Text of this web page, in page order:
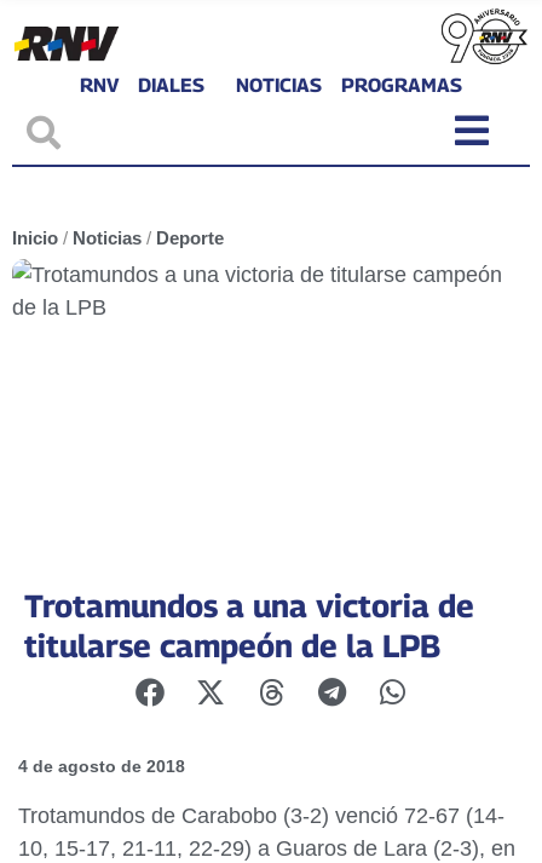
RNV DIALES NOTICIAS PROGRAMAS
Inicio / Noticias / Deporte
Trotamundos a una victoria de
titularse campeón de la LPB
4 de agosto de 2018
Trotamundos de Carabobo (3-2) venció 72-67 (14-
10, 15-17, 21-11, 22-29) a Guaros de Lara (2-3), en